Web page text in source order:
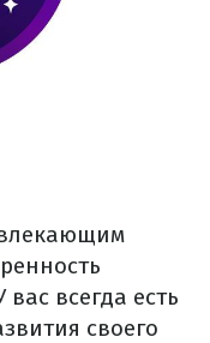
всегда есть
своего